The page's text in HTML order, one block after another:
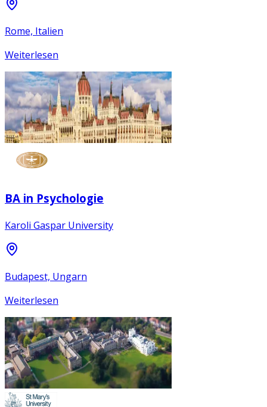
Rome, Italien
Weiterlesen
BA in Psychologie
Karoli Gaspar University
Budapest, Ungarn
Weiterlesen